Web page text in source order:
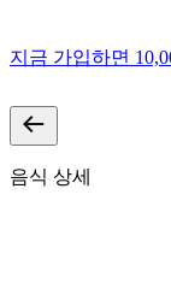
지금 가입하면
음식 상세